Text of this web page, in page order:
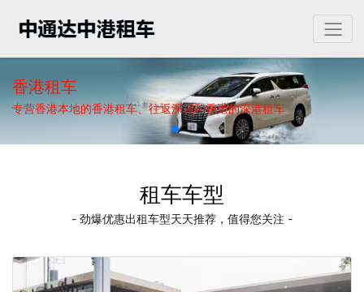
香港租车
专营香港本地的香港租车、往返深圳和香港的深港租车
租车车型
- 劲爆优惠出租车型天天推荐，值得您关注 -